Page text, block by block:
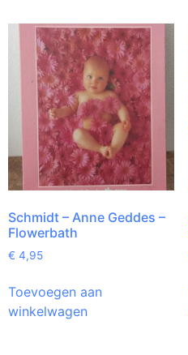
Schmidt – Anne Geddes –
Flowerbath
€ 4,95
Toevoegen aan
winkelwagen